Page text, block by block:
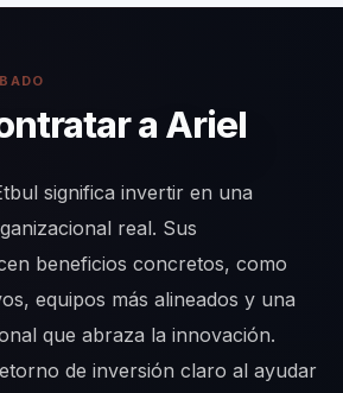
a Ariel
significa invertir en una
real. Sus
beneficios concretos, como
equipos más alineados y una
que abraza la innovación.
de inversión claro al ayudar